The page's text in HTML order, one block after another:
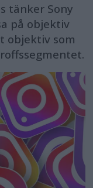
tänker Sony
på objektiv
objektiv som